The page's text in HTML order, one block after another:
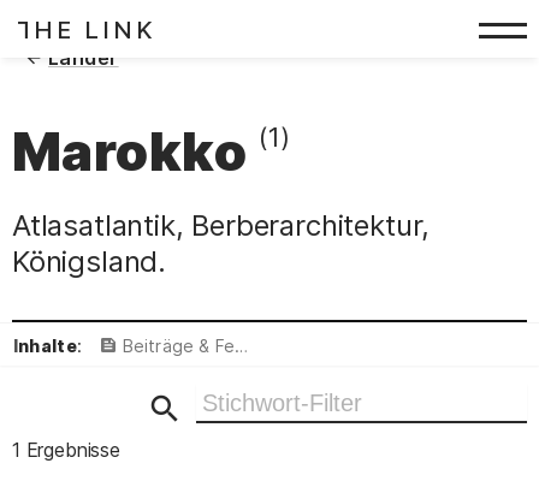
Zum Inhalt springen
T
HE LINK
Marokko (1)
( Länder
Atlasatlantik, Berberarchitektur,
Königsland.
Inhalte: Beiträge & Featured
Ergebnisse filtern
1 Ergebnisse